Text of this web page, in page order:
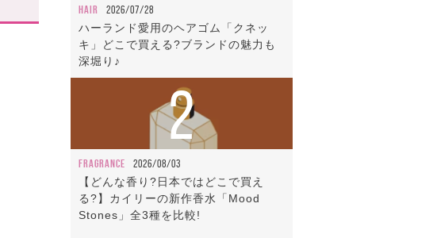
HAIR 2026/07/28
ハーランド愛用のヘアゴム「クネッ
キ」どこで買える?ブランドの魅力も
深堀り♪
2
FRAGRANCE 2026/08/03
【どんな香り?日本ではどこで買え
る?】カイリーの新作香水「Mood
Stones」全3種を比較!